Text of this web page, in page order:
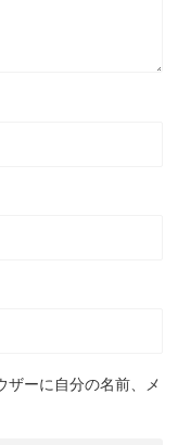
ザーに自分の名前、メ